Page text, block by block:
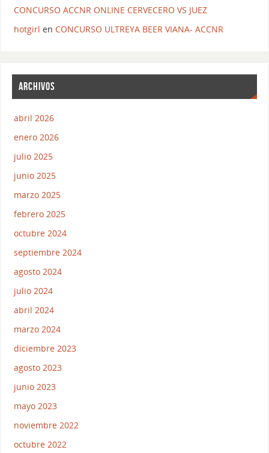
CONCURSO ACCNR ONLINE CERVECERO VS JUEZ
hotgirl en CONCURSO ULTREYA BEER VIANA- ACCNR
ARCHIVOS
abril 2026
enero 2026
julio 2025
junio 2025
marzo 2025
febrero 2025
octubre 2024
septiembre 2024
agosto 2024
julio 2024
abril 2024
marzo 2024
diciembre 2023
agosto 2023
junio 2023
mayo 2023
noviembre 2022
octubre 2022